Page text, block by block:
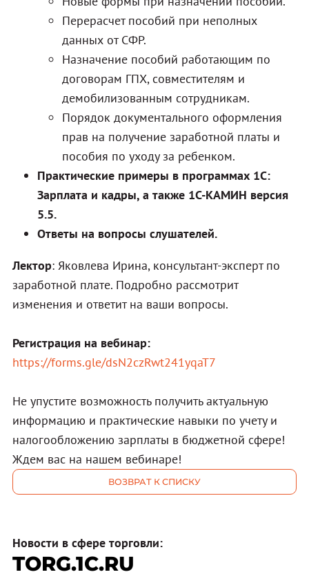
Перерасчет пособий при неполных
данных от СФР.
Назначение пособий работающим по
договорам ГПХ, совместителям и
демобилизованным сотрудникам.
Порядок документального оформления
прав на получение заработной платы и
пособия по уходу за ребенком.
Практические примеры в программах 1С:
Зарплата и кадры, а также 1С-КАМИН версия
5.5.
Ответы на вопросы слушателей.
Лектор: Яковлева Ирина, консультант-эксперт по
заработной плате. Подробно рассмотрит
изменения и ответит на ваши вопросы.
Регистрация на вебинар:
https://forms.gle/dsN2czRwt241yqaT7
Не упустите возможность получить актуальную
информацию и практические навыки по учету и
налогообложению зарплаты в бюджетной сфере!
Ждем вас на нашем вебинаре!
ВОЗВРАТ К СПИСКУ
Новости в сфере торговли:
TORG.1C.RU